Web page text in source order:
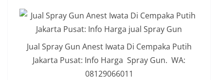
Jual Spray Gun Anest Iwata Di Cempaka Putih
Jakarta Pusat: Info Harga Spray Gun. WA:
08129066011